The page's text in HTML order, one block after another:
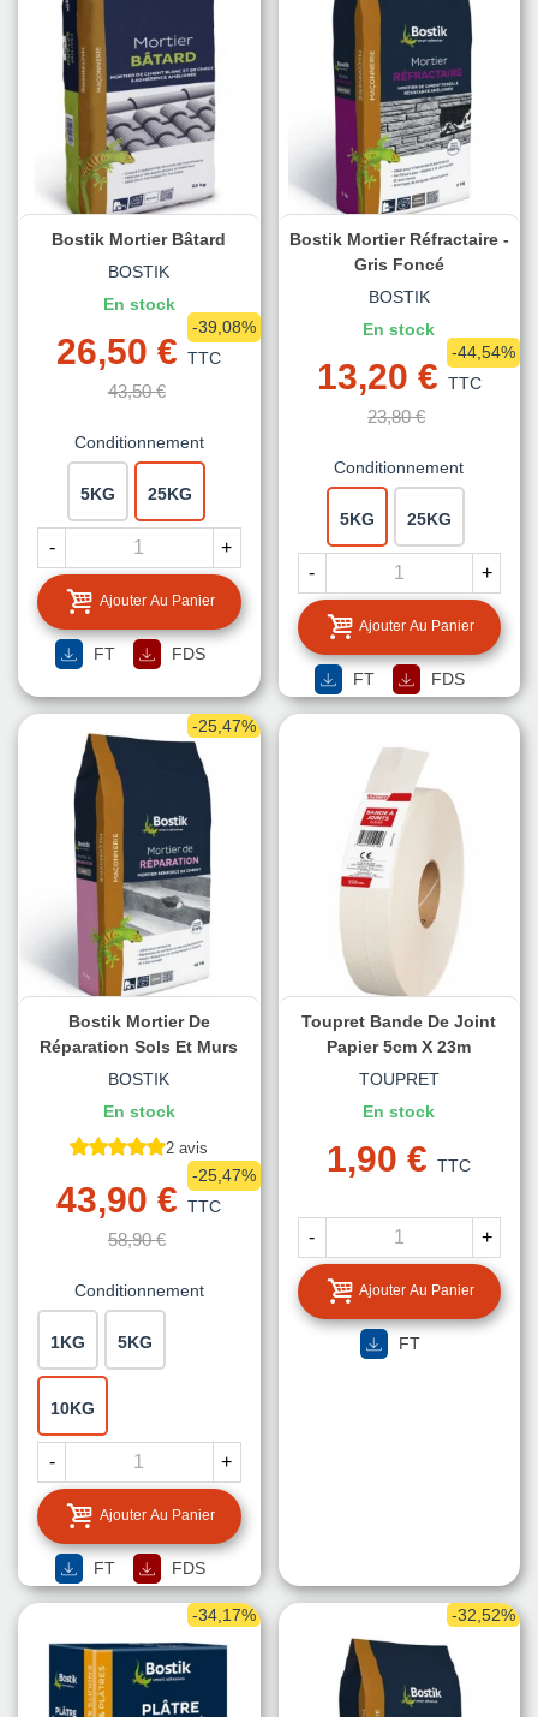
Bostik Mortier Bâtard
BOSTIK
En stock
26,50 € TTC
43,50 €
-39,08%
Conditionnement
5KG 25KG
- +
Ajouter Au Panier
FT FDS
Bostik Mortier Réfractaire -
Gris Foncé
BOSTIK
En stock
13,20 € TTC
23,80 €
-44,54%
Conditionnement
5KG 25KG
- +
Ajouter Au Panier
FT FDS
-25,47%
Bostik Mortier De
Réparation Sols Et Murs
BOSTIK
En stock
2 avis
43,90 € TTC
58,90 €
-25,47%
Conditionnement
1KG 5KG
10KG
- +
Ajouter Au Panier
FT FDS
Toupret Bande De Joint
Papier 5cm X 23m
TOUPRET
En stock
1,90 € TTC
- +
Ajouter Au Panier
FT
-34,17% -32,52%